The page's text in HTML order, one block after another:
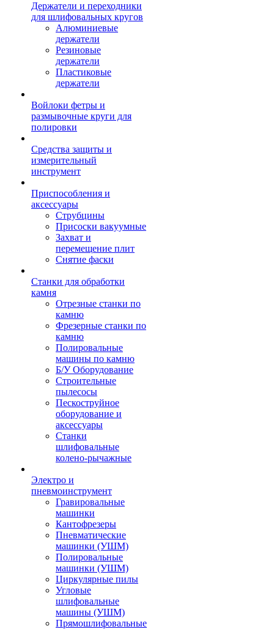
Держатели и переходники
для шлифовальных кругов
Алюминиевые
держатели
Резиновые
держатели
Пластиковые
держатели
Войлоки фетры и
размывочные круги для
полировки
Средства защиты и
измерительный
инструмент
Приспособления и
аксессуары
Струбцины
Присоски вакуумные
Захват и
перемещение плит
Снятие фаски
Станки для обработки
камня
Отрезные станки по
камню
Фрезерные станки по
камню
Полировальные
машины по камню
Б/У Оборудование
Строительные
пылесосы
Пескоструйное
оборудование и
аксессуары
Станки
шлифовальные
колено-рычажные
Электро и
пневмоинструмент
Гравировальные
машинки
Кантофрезеры
Пневматические
машинки (УШМ)
Полировальные
машинки (УШМ)
Циркулярные пилы
Угловые
шлифовальные
машины (УШМ)
Прямошлифовальные